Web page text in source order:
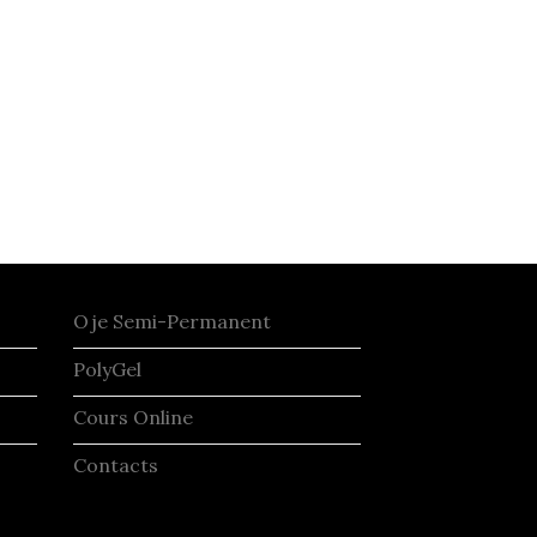
Oje Semi-Permanent
PolyGel
Cours Online
Contacts